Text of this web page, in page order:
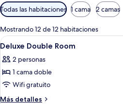
Filtros
disponibles
para
las
habitaciones
Todas las habitaciones 1 cama 2 camas
Mostrando 12 de 12 habitaciones
Abrir
todas
las
fotos
de
Deluxe
8
Deluxe Double Room
2 personas
1 cama doble
Wifi gratuito
Más detalles
Más